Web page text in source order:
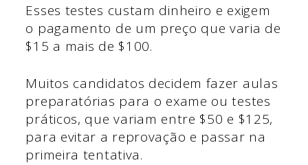
Esses testes custam dinheiro e exigem
o pagamento de um preço que varia de
$15 a mais de $100.
Muitos candidatos decidem fazer aulas
preparatórias para o exame ou testes
práticos, que variam entre $50 e $125,
para evitar a reprovação e passar na
primeira tentativa.